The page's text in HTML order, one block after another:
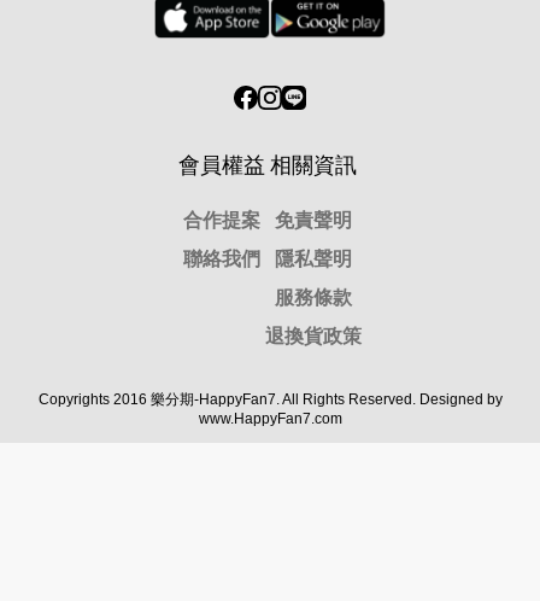
會員權益
合作提案
聯絡我們
相關資訊
免責聲明
隱私聲明
服務條款
退換貨政策
Copyrights 2016 樂分期-HappyFan7. All Rights Reserved. Designed by
www.HappyFan7.com